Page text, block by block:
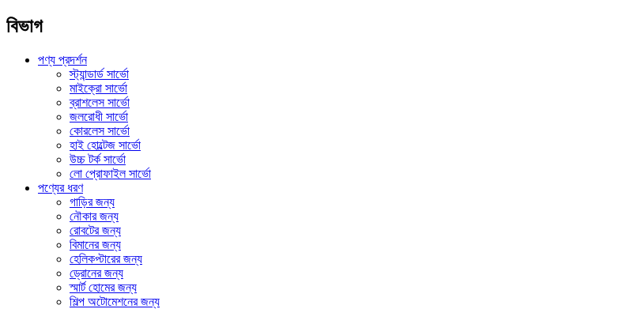
বিভাগ
পণ্য প্রদর্শন
স্ট্যান্ডার্ড সার্ভো
মাইক্রো সার্ভো
ব্রাশলেস সার্ভো
জলরোধী সার্ভো
কোরলেস সার্ভো
হাই হোল্টেজ সার্ভো
উচ্চ টর্ক সার্ভো
লো প্রোফাইল সার্ভো
পণ্যের ধরণ
গাড়ির জন্য
নৌকার জন্য
রোবটের জন্য
বিমানের জন্য
হেলিকপ্টারের জন্য
ড্রোনের জন্য
স্মার্ট হোমের জন্য
শিল্প অটোমেশনের জন্য